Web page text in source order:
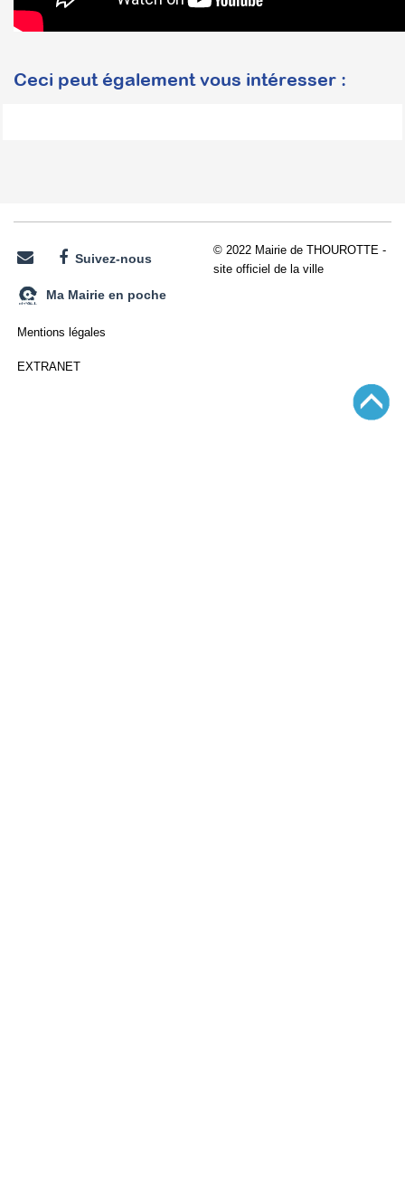
Ceci peut également vous intéresser :
Suivez-nous
Ma Mairie en poche
Mentions légales
EXTRANET
© 2022 Mairie de THOUROTTE -
site officiel de la ville